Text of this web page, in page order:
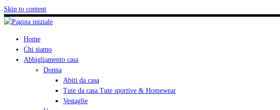
Skip to content
Home
Chi siamo
Abbigliamento casa
Donna
Abiti da casa
Tute da casa Tute sportive & Homewear
Vestaglie